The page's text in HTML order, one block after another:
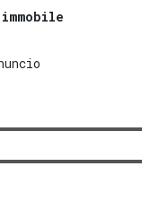
immobile